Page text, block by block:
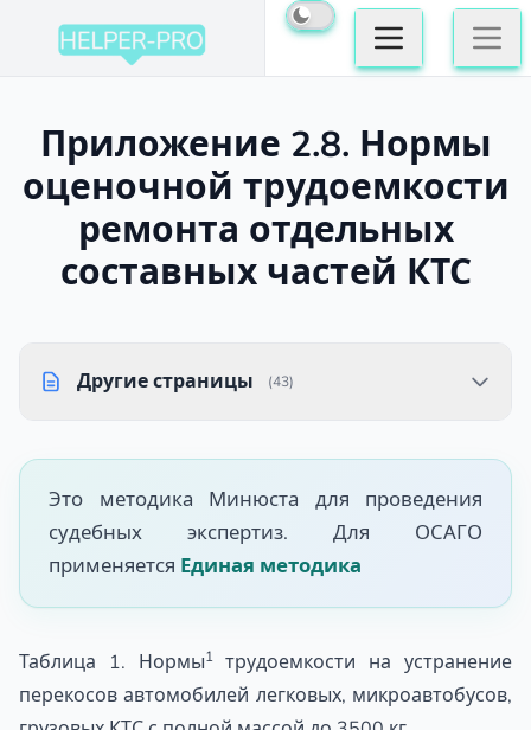
Приложение 2.8. Нормы
оценочной трудоемкости
ремонта отдельных
составных частей КТС
Другие страницы (43)
Это методика Минюста для проведения
судебных экспертиз. Для ОСАГО
применяется Единая методика
Таблица 1. Нормы1трудоемкости на устранение
перекосов автомобилей легковых, микроавтобусов,